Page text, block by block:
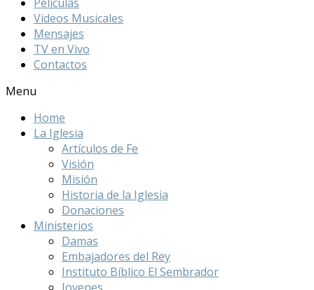
Películas
Videos Musicales
Mensajes
TV en Vivo
Contactos
Menu
Home
La Iglesia
Artículos de Fe
Visión
Misión
Historia de la Iglesia
Donaciones
Ministerios
Damas
Embajadores del Rey
Instituto Bíblico El Sembrador